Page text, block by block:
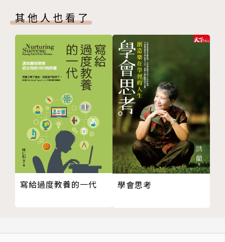
4種食物不宜給寶貝多吃
警惕“吃出來”的孤獨症
孩子多吃鹼性食物可提高智商
預防兒童感冒應該吃什麼？
兒童咳嗽的八項飲食禁忌
2-4歲均衡飲食最重要
寶寶視力差，緣於甜食吃太多
雞頭鴨頭容易讓孩子性早熟
夏天：兒童不宜吃冰鎮西瓜！
夏日水果“進補”也要對症
小心隔夜食物“有毒”
七類食物如何讓孩子變聰明
孩子越吃越聰明的營養食譜
夏季兒童胃口不好做調節
其他人也看了
寫給過度教養的一代 學會思考